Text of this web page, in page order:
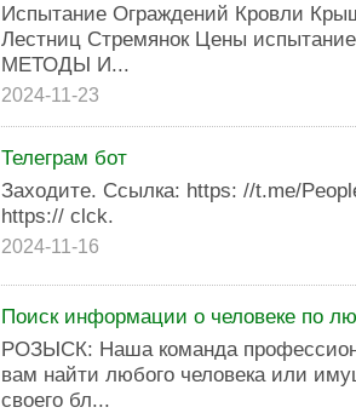
Испытание Ограждений Кровли
Лестниц Стремянок Цены
МЕТОДЫ И...
2024-11-23
Телеграм бот
Заходите. Ссылка: https: //t.me/
https:// clck.
2024-11-16
Поиск информации о человеке по
РОЗЫСК: Наша команда
вам найти любого человека или
своего бл...